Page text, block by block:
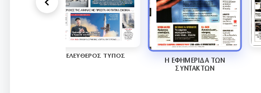
ΕΛΕΥΘΕΡΟΣ ΤΥΠΟΣ
Η ΕΦΗΜΕΡΙΔΑ ΤΩΝ
ΣΥΝΤΑΚΤΩΝ